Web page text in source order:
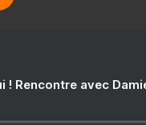
! Rencontre avec